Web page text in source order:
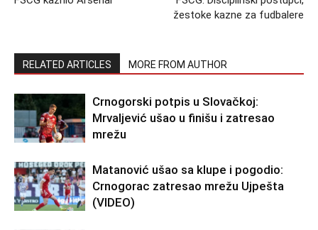
žestoke kazne za fudbalere
RELATED ARTICLES MORE FROM AUTHOR
Crnogorski potpis u Slovačkoj:
Mrvaljević ušao u finišu i zatresao
mrežu
Matanović ušao sa klupe i pogodio:
Crnogorac zatresao mrežu Ujpešta
(VIDEO)